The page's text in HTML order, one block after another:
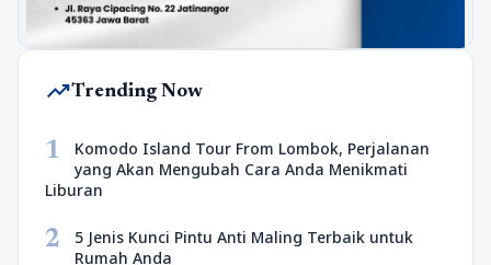
trending_upTrending Now
1
Komodo Island Tour From Lombok, Perjalanan
yang Akan Mengubah Cara Anda Menikmati
Liburan
2
5 Jenis Kunci Pintu Anti Maling Terbaik untuk
Rumah Anda